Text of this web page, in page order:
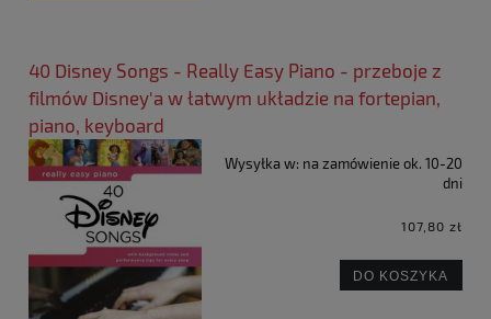
40 Disney Songs - Really Easy Piano - przeboje z
filmów Disney'a w łatwym układzie na fortepian,
piano, keyboard
Wysyłka w: na zamówienie ok. 10-20
dni
107,80 zł
DO KOSZYKA